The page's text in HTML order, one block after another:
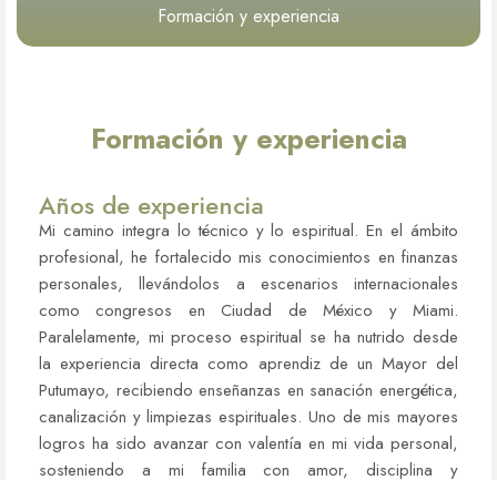
Formación y experiencia
Formación y experiencia
Años de experiencia
Mi camino integra lo técnico y lo espiritual. En el ámbito
profesional, he fortalecido mis conocimientos en finanzas
personales, llevándolos a escenarios internacionales
como congresos en Ciudad de México y Miami.
Paralelamente, mi proceso espiritual se ha nutrido desde
la experiencia directa como aprendiz de un Mayor del
Putumayo, recibiendo enseñanzas en sanación energética,
canalización y limpiezas espirituales. Uno de mis mayores
logros ha sido avanzar con valentía en mi vida personal,
sosteniendo a mi familia con amor, disciplina y